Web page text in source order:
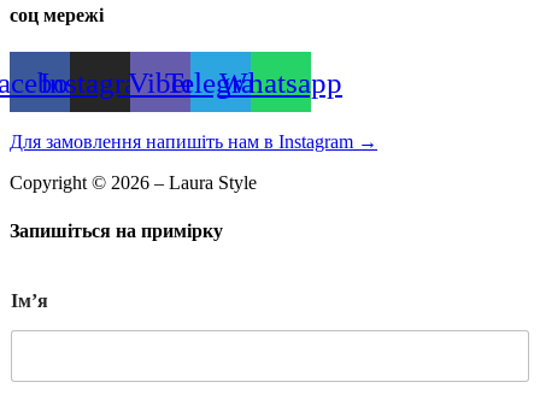
соц мережі
InstagramViberTelegramWhatsapp
Для замовлення напишіть нам в Instagram →
Copyright © 2026 – Laura Style
Запишіться на примірку
Імʼя